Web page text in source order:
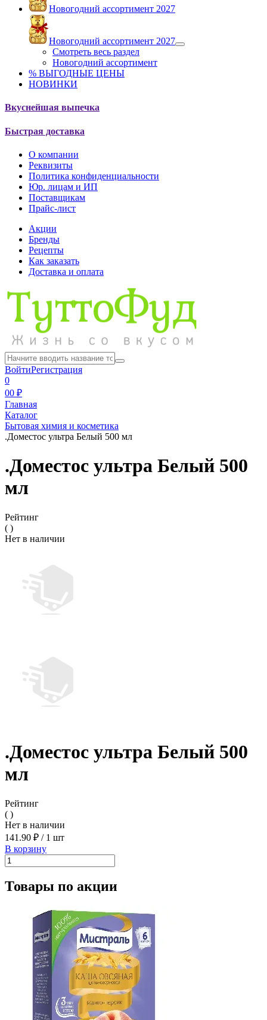
Новогодний ассортимент 2027
Новогодний ассортимент 2027
Смотреть весь раздел
Новогодний ассортимент
% ВЫГОДНЫЕ ЦЕНЫ
НОВИНКИ
Вкуснейшая выпечка
Быстрая доставка
О компании
Реквизиты
Политика конфиденциальности
Юр. лицам и ИП
Поставщикам
Прайс-лист
Акции
Бренды
Рецепты
Как заказать
Доставка и оплата
ВойтиРегистрация
0
00 ₽
Главная
Каталог
Бытовая химия и косметика
.Доместос ультра Белый 500 мл
.Доместос ультра Белый 500
мл
Рейтинг
( )
Нет в наличии
.Доместос ультра Белый 500
мл
Рейтинг
( )
Нет в наличии
141.90 ₽ /1 шт
В корзину
Товары по акции